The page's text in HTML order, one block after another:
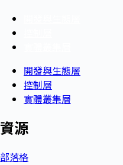
開發與生態層
控制層
實體叢集層
資源
部落格